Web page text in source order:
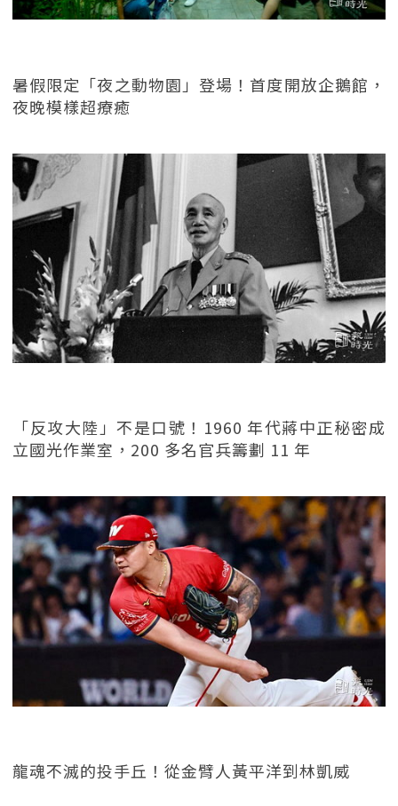
暑假限定「夜之動物園」登場！首度開放企鵝館，
夜晚模樣超療癒
「反攻大陸」不是口號！1960 年代蔣中正秘密成
立國光作業室，200 多名官兵籌劃 11 年
龍魂不滅的投手丘！從金臂人黃平洋到林凱威